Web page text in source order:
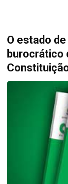
O estado
burocrático